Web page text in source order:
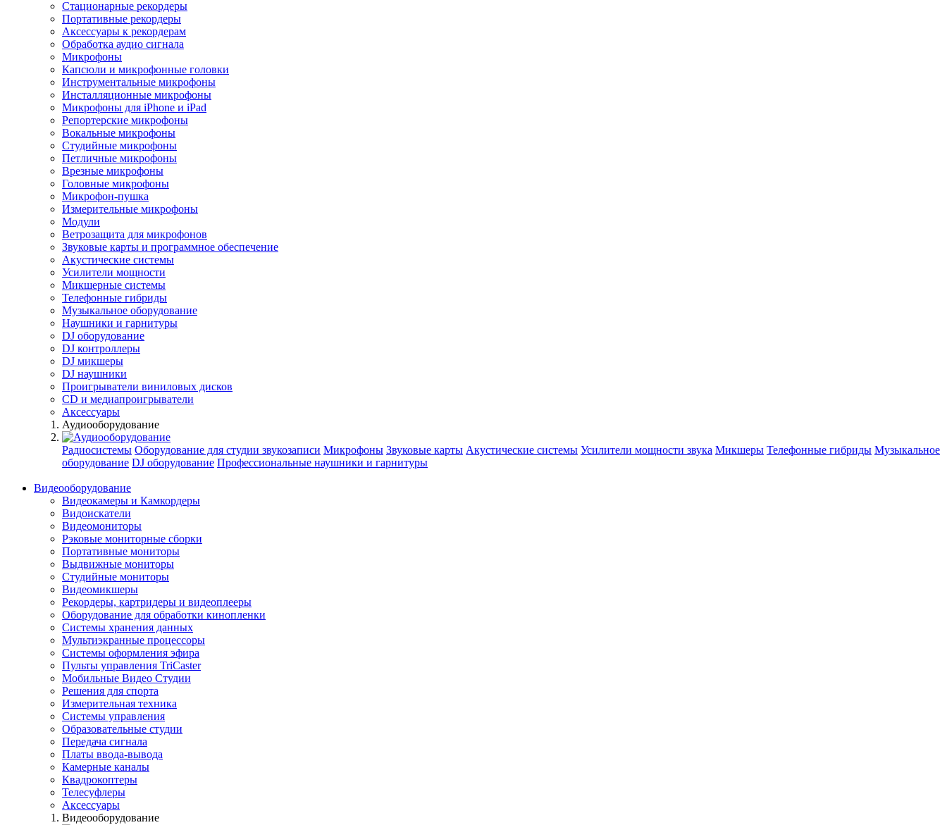
Стационарные рекордеры
Портативные рекордеры
Аксессуары к рекордерам
Обработка аудио сигнала
Микрофоны
Капсюли и микрофонные головки
Инструментальные микрофоны
Инсталляционные микрофоны
Микрофоны для iPhone и iPad
Репортерские микрофоны
Вокальные микрофоны
Студийные микрофоны
Петличные микрофоны
Врезные микрофоны
Головные микрофоны
Микрофон-пушка
Измерительные микрофоны
Модули
Ветрозащита для микрофонов
Звуковые карты и программное обеспечение
Акустические системы
Усилители мощности
Микшерные системы
Телефонные гибриды
Музыкальное оборудование
Наушники и гарнитуры
DJ оборудование
DJ контроллеры
DJ микшеры
DJ наушники
Проигрыватели виниловых дисков
СD и медиапроигрыватели
Аксессуары
Аудиооборудование
Радиосистемы Оборудование для студии звукозаписи Микрофоны Звуковые карты Акустические системы Усилители мощности звука Микшеры Телефонные гибриды Музыкальное
оборудование DJ оборудование Профессиональные наушники и гарнитуры
Видеооборудование
Видеокамеры и Камкордеры
Видоискатели
Видеомониторы
Рэковые мониторные сборки
Портативные мониторы
Выдвижные мониторы
Студийные мониторы
Видеомикшеры
Рекордеры, картридеры и видеоплееры
Оборудование для обработки кинопленки
Системы хранения данных
Мультиэкранные процессоры
Системы оформления эфира
Пульты управления TriCaster
Мобильные Видео Студии
Решения для спорта
Измерительная техника
Системы управления
Образовательные студии
Передача сигнала
Платы ввода-вывода
Камерные каналы
Квадрокоптеры
Телесуфлеры
Аксессуары
Видеооборудование